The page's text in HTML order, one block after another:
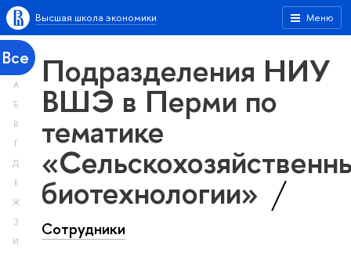
Меню
Высшая школа экономики
Все
А
Б
В
Г
Д
Е
Ж
З
И
Подразделения НИУ
ВШЭ в Перми по
тематике
биотехнологии»
Сотрудники